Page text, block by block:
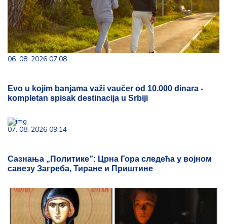
06. 08. 2026 07:08
Evo u kojim banjama važi vaučer od 10.000 dinara -
kompletan spisak destinacija u Srbiji
07. 08. 2026 09:14
Сазнања „Политике”: Црна Гора следећа у војном
савезу Загреба, Тиране и Приштине